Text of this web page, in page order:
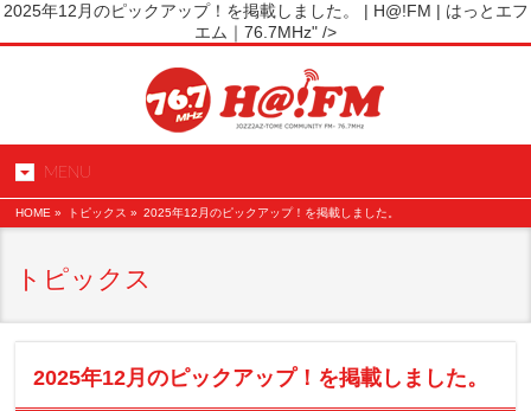
2025年12月のピックアップ！を掲載しました。 | H@!FM | はっとエフ
エム｜76.7MHz" />
MENU
HOME » トピックス » 2025年12月のピックアップ！を掲載しました。
トピックス
2025年12月のピックアップ！を掲載しました。